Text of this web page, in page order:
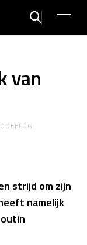
van
strijd om zijn
namelijk